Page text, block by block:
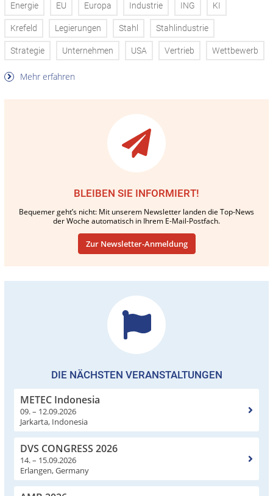
Energie EU Europa Industrie ING KI
Krefeld Legierungen Stahl Stahlindustrie
Strategie Unternehmen USA Vertrieb Wettbewerb
Mehr erfahren
BLEIBEN SIE INFORMIERT!
Bequemer geht’s nicht: Mit unserem Newsletter landen die Top-News
der Woche automatisch in Ihrem E-Mail-Postfach.
Zur Newsletter-Anmeldung
DIE NÄCHSTEN VERANSTALTUNGEN
METEC Indonesia
09. – 12.09.2026
Jarkarta, Indonesia
DVS CONGRESS 2026
14. – 15.09.2026
Erlangen, Germany